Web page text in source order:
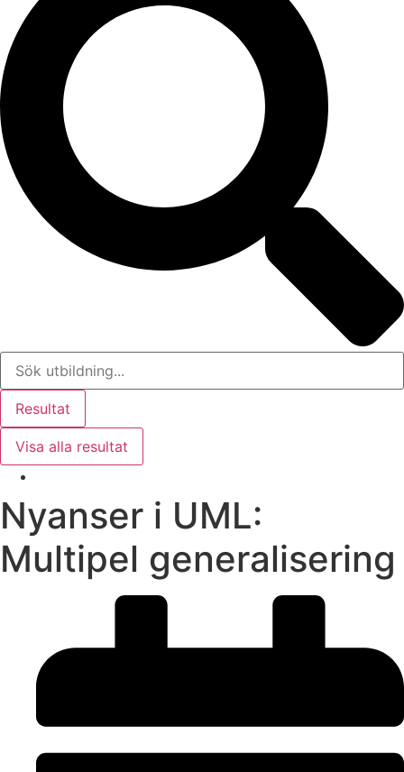
Resultat
Visa alla resultat
Nyanser i UML:
Multipel generalisering